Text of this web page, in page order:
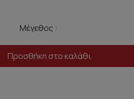
Μέγεθος :
Προσθήκη στο καλάθι